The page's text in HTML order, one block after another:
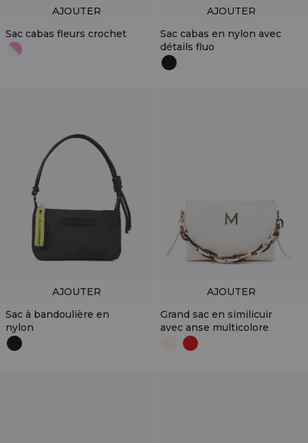
Sac cabas fleurs crochet
AJOUTER
Sac cabas en nylon avec
détails fluo
AJOUTER
Sac à bandoulière en
nylon
AJOUTER
Grand sac en similicuir
avec anse multicolore
AJOUTER